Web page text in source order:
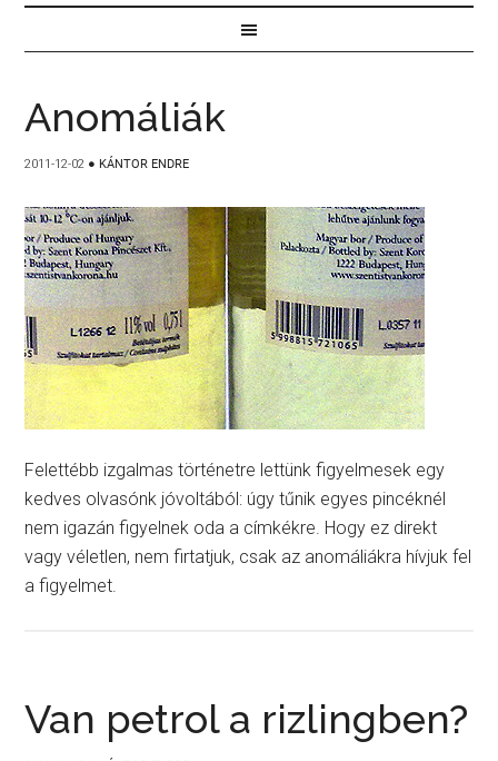
Anomáliák
2011-12-02 ● KÁNTOR ENDRE
Felettébb izgalmas történetre lettünk figyelmesek egy
kedves olvasónk jóvoltából: úgy tűnik egyes pincéknél
nem igazán figyelnek oda a címkékre. Hogy ez direkt
vagy véletlen, nem firtatjuk, csak az anomáliákra hívjuk fel
a figyelmet.
Van petrol a rizlingben?